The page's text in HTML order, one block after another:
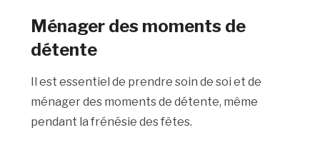
Ménager des moments de
détente
Il est essentiel de prendre soin de soi et de
ménager des moments de détente, même
pendant la frénésie des fêtes.